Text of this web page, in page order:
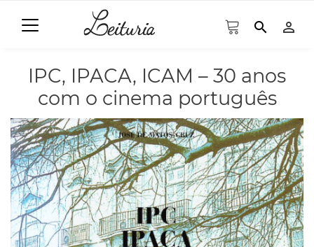
search person_outline
IPC, IPACA, ICAM – 30 anos
com o cinema português